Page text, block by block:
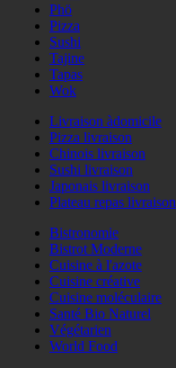
Phö
Pizza
Sushi
Tajine
Tapas
Wok
Livraison àdomicile
Pizza livraison
Chinois livraison
Sushi livraison
Japonais livraison
Plateau repas livraison
Bistronomie
Bistrot Moderne
Cuisine à l'azote
Cuisine créative
Cuisine moléculaire
Santé Bio Naturel
Végétarien
World Food